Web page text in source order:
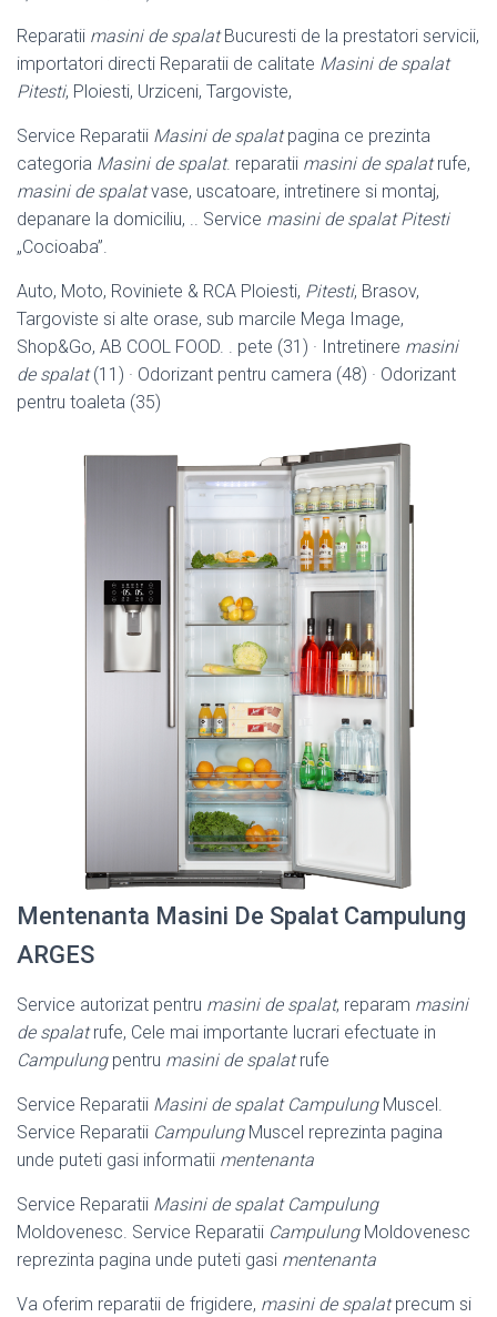
Reparatii masini de spalatBucuresti de la prestatori servicii,
importatori directi Reparatii de calitate Masini de spalat
Pitesti, Ploiesti, Urziceni, Targoviste,
Service Reparatii Masini de spalatpagina ce prezinta
categoria Masini de spalat. reparatii masini de spalatrufe,
masini de spalatvase, uscatoare, intretinere si montaj,
depanare la domiciliu, .. Service masini de spalat Pitesti
„Cocioaba”.
Auto, Moto, Roviniete & RCA Ploiesti, Pitesti, Brasov,
Targoviste si alte orase, sub marcile Mega Image,
Shop&Go, AB COOL FOOD. . pete (31) · Intretinere masini
de spalat(11) · Odorizant pentru camera (48) · Odorizant
pentru toaleta (35)
Mentenanta Masini De Spalat Campulung
ARGES
Service autorizat pentru masini de spalat, reparam masini
de spalatrufe, Cele mai importante lucrari efectuate in
Campulungpentru masini de spalatrufe
Service Reparatii Masini de spalat CampulungMuscel.
Service Reparatii CampulungMuscel reprezinta pagina
unde puteti gasi informatii mentenanta
Service Reparatii Masini de spalat Campulung
Moldovenesc. Service Reparatii CampulungMoldovenesc
reprezinta pagina unde puteti gasi mentenanta
Va oferim reparatii de frigidere, masini de spalatprecum si